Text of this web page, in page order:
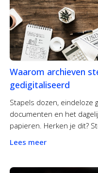
Waarom archieven
gedigitaliseerd
Stapels dozen, eindeloze
documenten en het
papieren. Herken je dit?
Lees meer